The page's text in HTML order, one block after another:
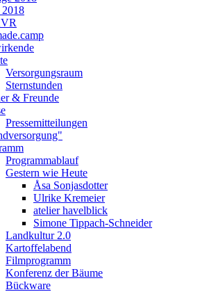
Versorgungsraum
Sternstunden
& Freunde
Pressemitteilungen
Programmablauf
Gestern wie Heute
Åsa Sonjasdotter
Ulrike Kremeier
atelier havelblick
Simone Tippach-Schneider
Landkultur 2.0
Kartoffelabend
Filmprogramm
Konferenz der Bäume
Bückware